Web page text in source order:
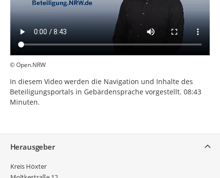
© Open.NRW
In diesem Video werden die Navigation und Inhalte des
Beteiligungsportals in Gebärdensprache vorgestellt. 08:43
Minuten.
Herausgeber
Kreis Höxter